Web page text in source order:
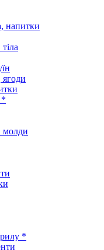
напитки
*
молди
*